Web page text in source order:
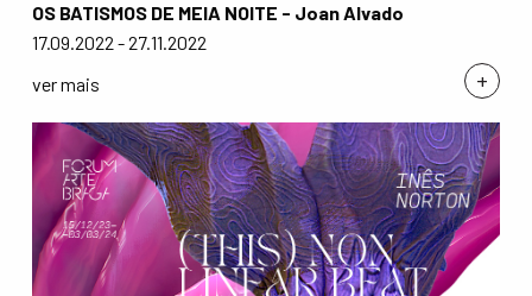
+
OS BATISMOS DE MEIA NOITE - Joan Alvado
17.09.2022 - 27.11.2022
ver mais